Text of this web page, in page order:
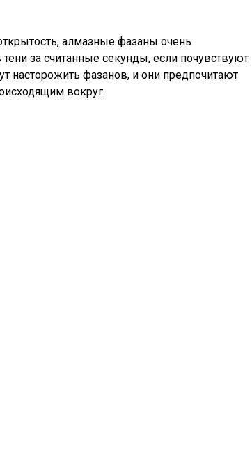
алмазные фазаны очень
за считанные секунды, если почувствуют
насторожить фазанов, и они предпочитают
вокруг.